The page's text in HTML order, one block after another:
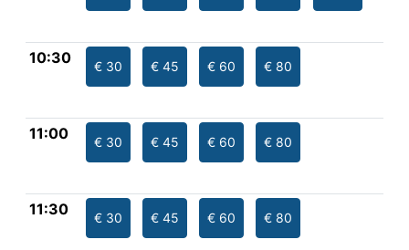
10:30 € 30 € 45 € 60 € 80
11:00 € 30 € 45 € 60 € 80
11:30 € 30 € 45 € 60 € 80